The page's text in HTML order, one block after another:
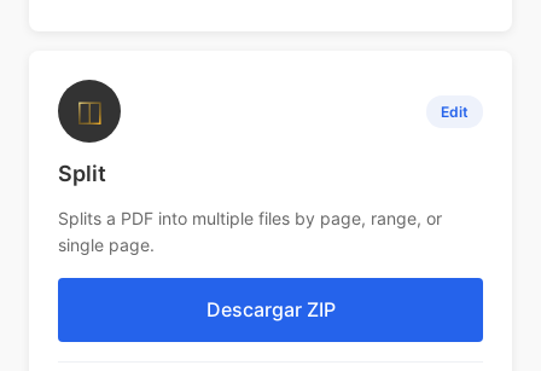
◫ Edit
Split
Splits a PDF into multiple files by page, range, or
single page.
Descargar ZIP